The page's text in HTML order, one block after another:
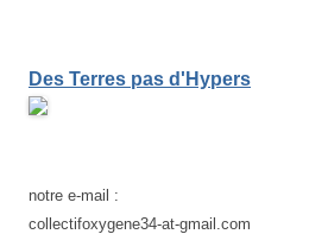
Des Terres pas d'Hypers
notre e-mail :
collectifoxygene34-at-gmail.com